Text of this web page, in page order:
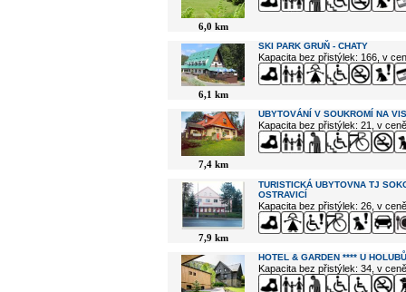
6,0 km
6,1 km
SKI PARK GRUŇ - CHATY
Kapacita bez přistýlek: 166, v
7,4 km
UBYTOVÁNÍ V SOUKROMÍ NA
Kapacita bez přistýlek: 21, v
7,9 km
TURISTICKÁ UBYTOVNA TJ
OSTRAVICÍ
Kapacita bez přistýlek: 26, v
HOTEL & GARDEN **** U
Kapacita bez přistýlek: 34, v